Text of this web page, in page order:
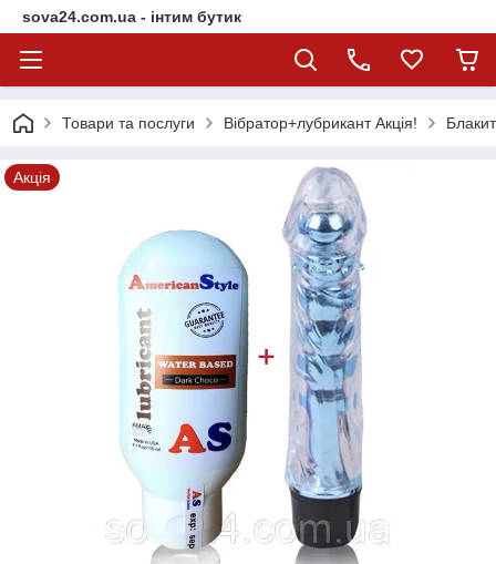
sova24.com.ua - інтим бутик
Товари та послуги Вібратор+лубрикант Акція!
Акція